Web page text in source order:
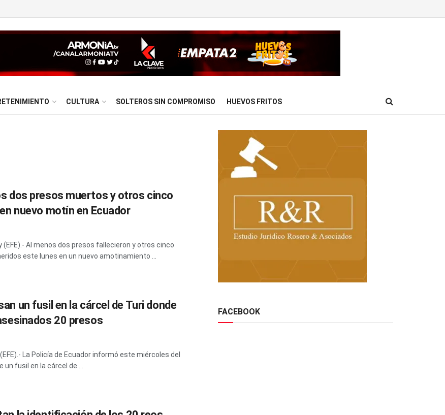
CULTURA SOLTEROS SIN COMPROMISO HUEVOS FRITOS
dos presos muertos y otros cinco
nuevo motín en Ecuador
(EFE).- Al menos dos presos fallecieron y otros cinco
este lunes en un nuevo amotinamiento ...
un fusil en la cárcel de Turi donde
20 presos
La Policía de Ecuador informó este miércoles del
un fusil en la cárcel de ...
FACEBOOK